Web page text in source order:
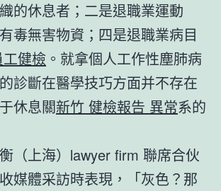
的休息者；二是退職業運動
毒無害物資；四是退職業病目
健檢 。就拿個人工作性塵肺病
診斷在醫學技巧方面并不存在
休息關新竹 健檢報告 異常系的
（上海）lawyer firm 聯席合伙
媒體采訪時表現，「灰色？那